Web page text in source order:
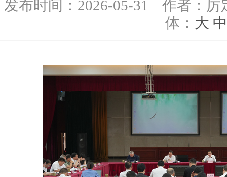
发布时间： 2026-05-31
作者：厉
体： 大 中